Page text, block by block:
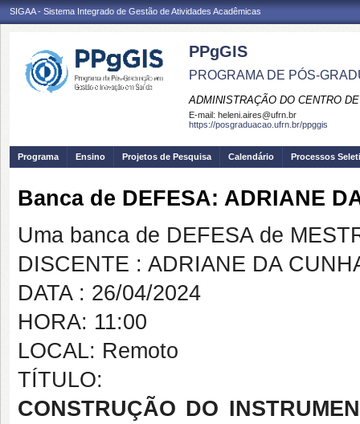
SIGAA - Sistema Integrado de Gestão de Atividades Acadêmicas
PPgGIS
PROGRAMA DE PÓS-
ADMINISTRAÇÃO DO CENTRO
E-mail: heleni.aires@ufrn.br
https://posgraduacao.ufrn.br/ppggis
Programa Ensino Projetos de Pesquisa Calendário Processos
Banca de DEFESA: ADRIANE
Uma banca de DEFESA de
DISCENTE : ADRIANE DA
DATA : 26/04/2024
HORA: 11:00
LOCAL: Remoto
TÍTULO:
CONSTRUÇÃO DO